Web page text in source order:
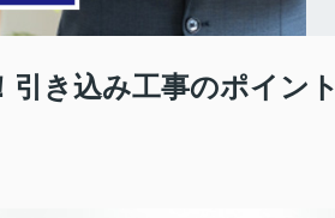
き込み工事のポイント